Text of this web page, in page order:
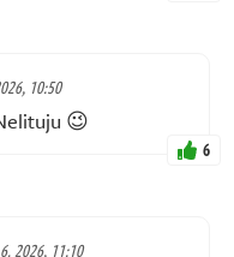
10:50
😉
6
2026, 11:10